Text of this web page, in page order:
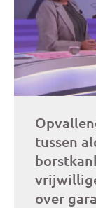
tussen
over